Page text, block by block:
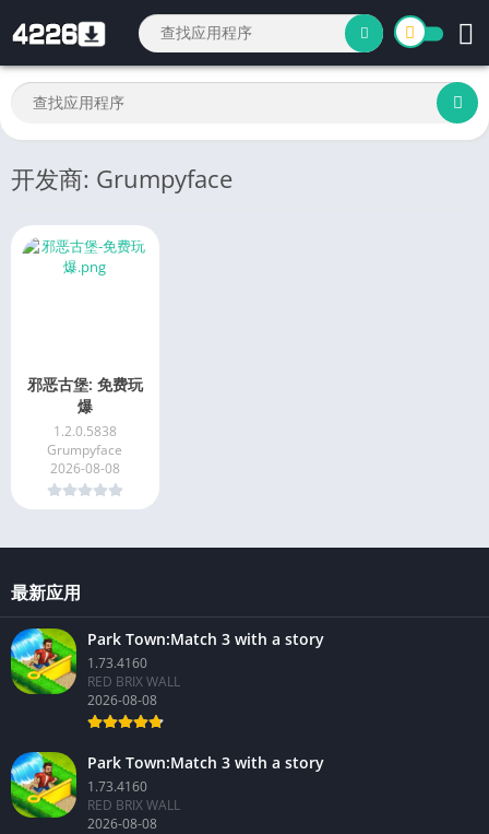
开发商: Grumpyface
邪恶古堡: 免费玩
爆
1.2.0.5838
Grumpyface
2026-08-08
最新应用
Park Town:Match 3 with a story
1.73.4160
RED BRIX WALL
2026-08-08
Park Town:Match 3 with a story
1.73.4160
RED BRIX WALL
2026-08-08